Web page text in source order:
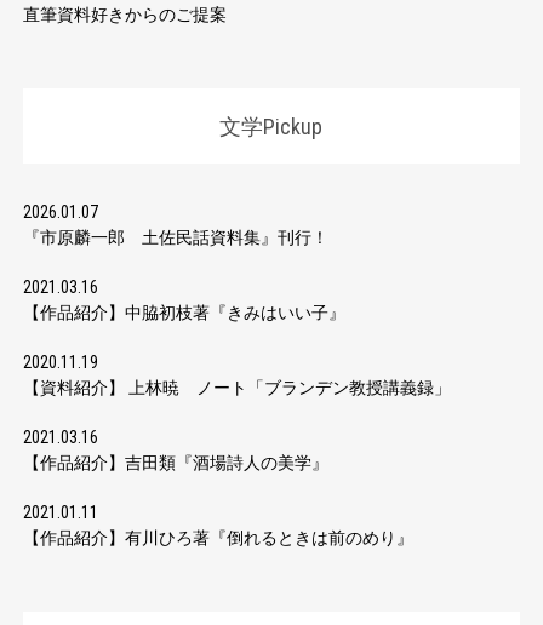
直筆資料好きからのご提案
文学Pickup
2026.01.07
『市原麟一郎 土佐民話資料集』刊行！
2021.03.16
【作品紹介】中脇初枝著『きみはいい子』
2020.11.19
【資料紹介】 上林暁 ノート「ブランデン教授講義録」
2021.03.16
【作品紹介】吉田類『酒場詩人の美学』
2021.01.11
【作品紹介】有川ひろ著『倒れるときは前のめり』